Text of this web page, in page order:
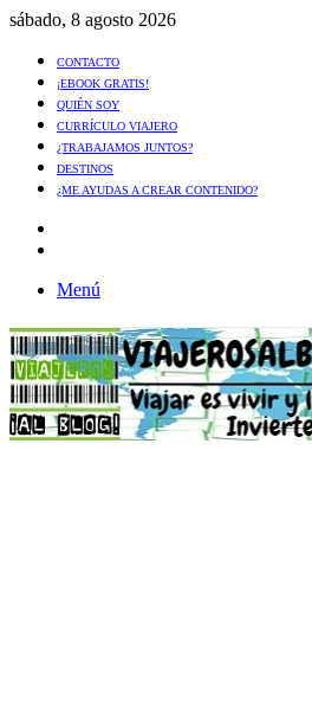
sábado, 8 agosto 2026
CONTACTO
¡EBOOK GRATIS!
QUIÉN SOY
CURRÍCULO VIAJERO
¿TRABAJAMOS JUNTOS?
DESTINOS
¿ME AYUDAS A CREAR CONTENIDO?
Menú